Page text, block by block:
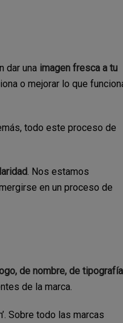
dar una imagen fresca a tu
o mejorar lo que
todo este proceso de
. Nos estamos
en un proceso de
de nombre, de
de la marca.
Sobre todo las marcas